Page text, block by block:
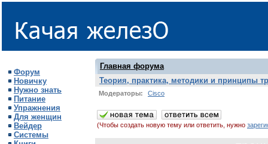
Форум
Новичку
Нужно знать
Питание
Упражнения
Для женщин
Вейдер
Системы
Главная форума
Теория, практика, методики и принципы
Модераторы: Cisco
(Чтобы создать новую тему или ответить, нужно